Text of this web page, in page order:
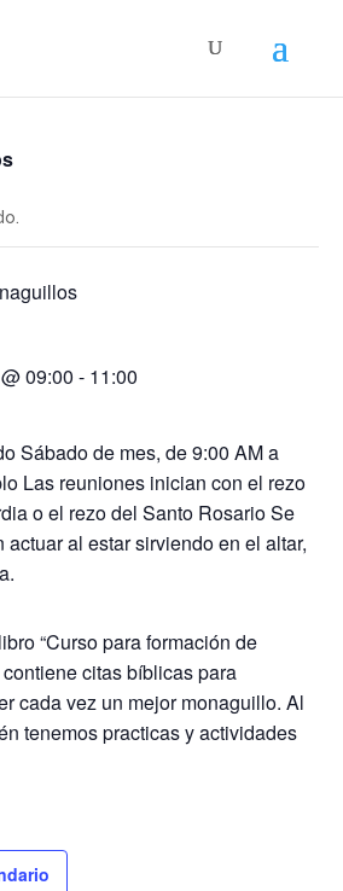
09:00 - 11:00
Sábado de mes, de 9:00 AM a
Las reuniones inician con el rezo
o el rezo del Santo Rosario Se
al estar sirviendo en el altar,
“Curso para formación de
citas bíblicas para
cada vez un mejor monaguillo. Al
tenemos practicas y actividades